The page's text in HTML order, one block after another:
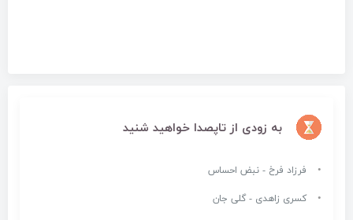
به زودی از تاپصدا خواهید شنید
فرزاد فرخ - نبض احساس
کسری زاهدی - گلی جان